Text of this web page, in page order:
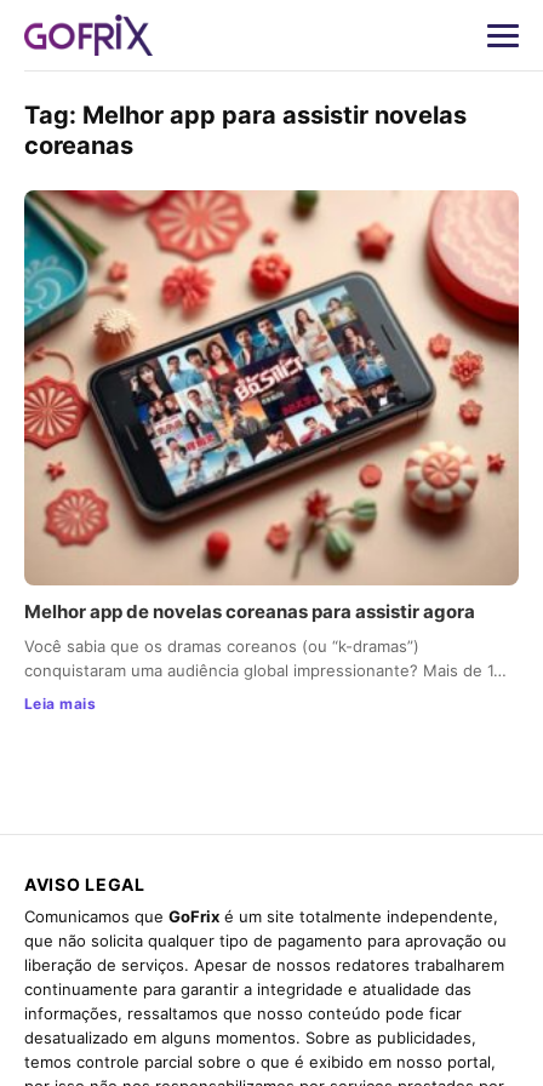
Tag: Melhor app para assistir novelas
coreanas
Melhor app de novelas coreanas para assistir agora
Você sabia que os dramas coreanos (ou “k-dramas”)
conquistaram uma audiência global impressionante? Mais de 1…
Leia mais
AVISO LEGAL
Comunicamos que GoFrix é um site totalmente independente,
que não solicita qualquer tipo de pagamento para aprovação ou
liberação de serviços. Apesar de nossos redatores trabalharem
continuamente para garantir a integridade e atualidade das
informações, ressaltamos que nosso conteúdo pode ficar
desatualizado em alguns momentos. Sobre as publicidades,
temos controle parcial sobre o que é exibido em nosso portal,